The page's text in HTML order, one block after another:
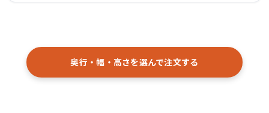
奥行・幅・高さを選んで注文する